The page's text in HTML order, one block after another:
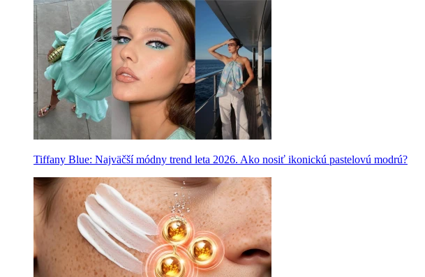
Tiffany Blue: Najväčší módny trend leta 2026. Ako nosiť ikonickú pastelovú modrú?